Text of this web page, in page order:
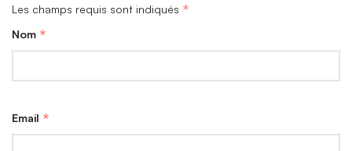
Les champs requis sont indiqués *
Nom *
Email *